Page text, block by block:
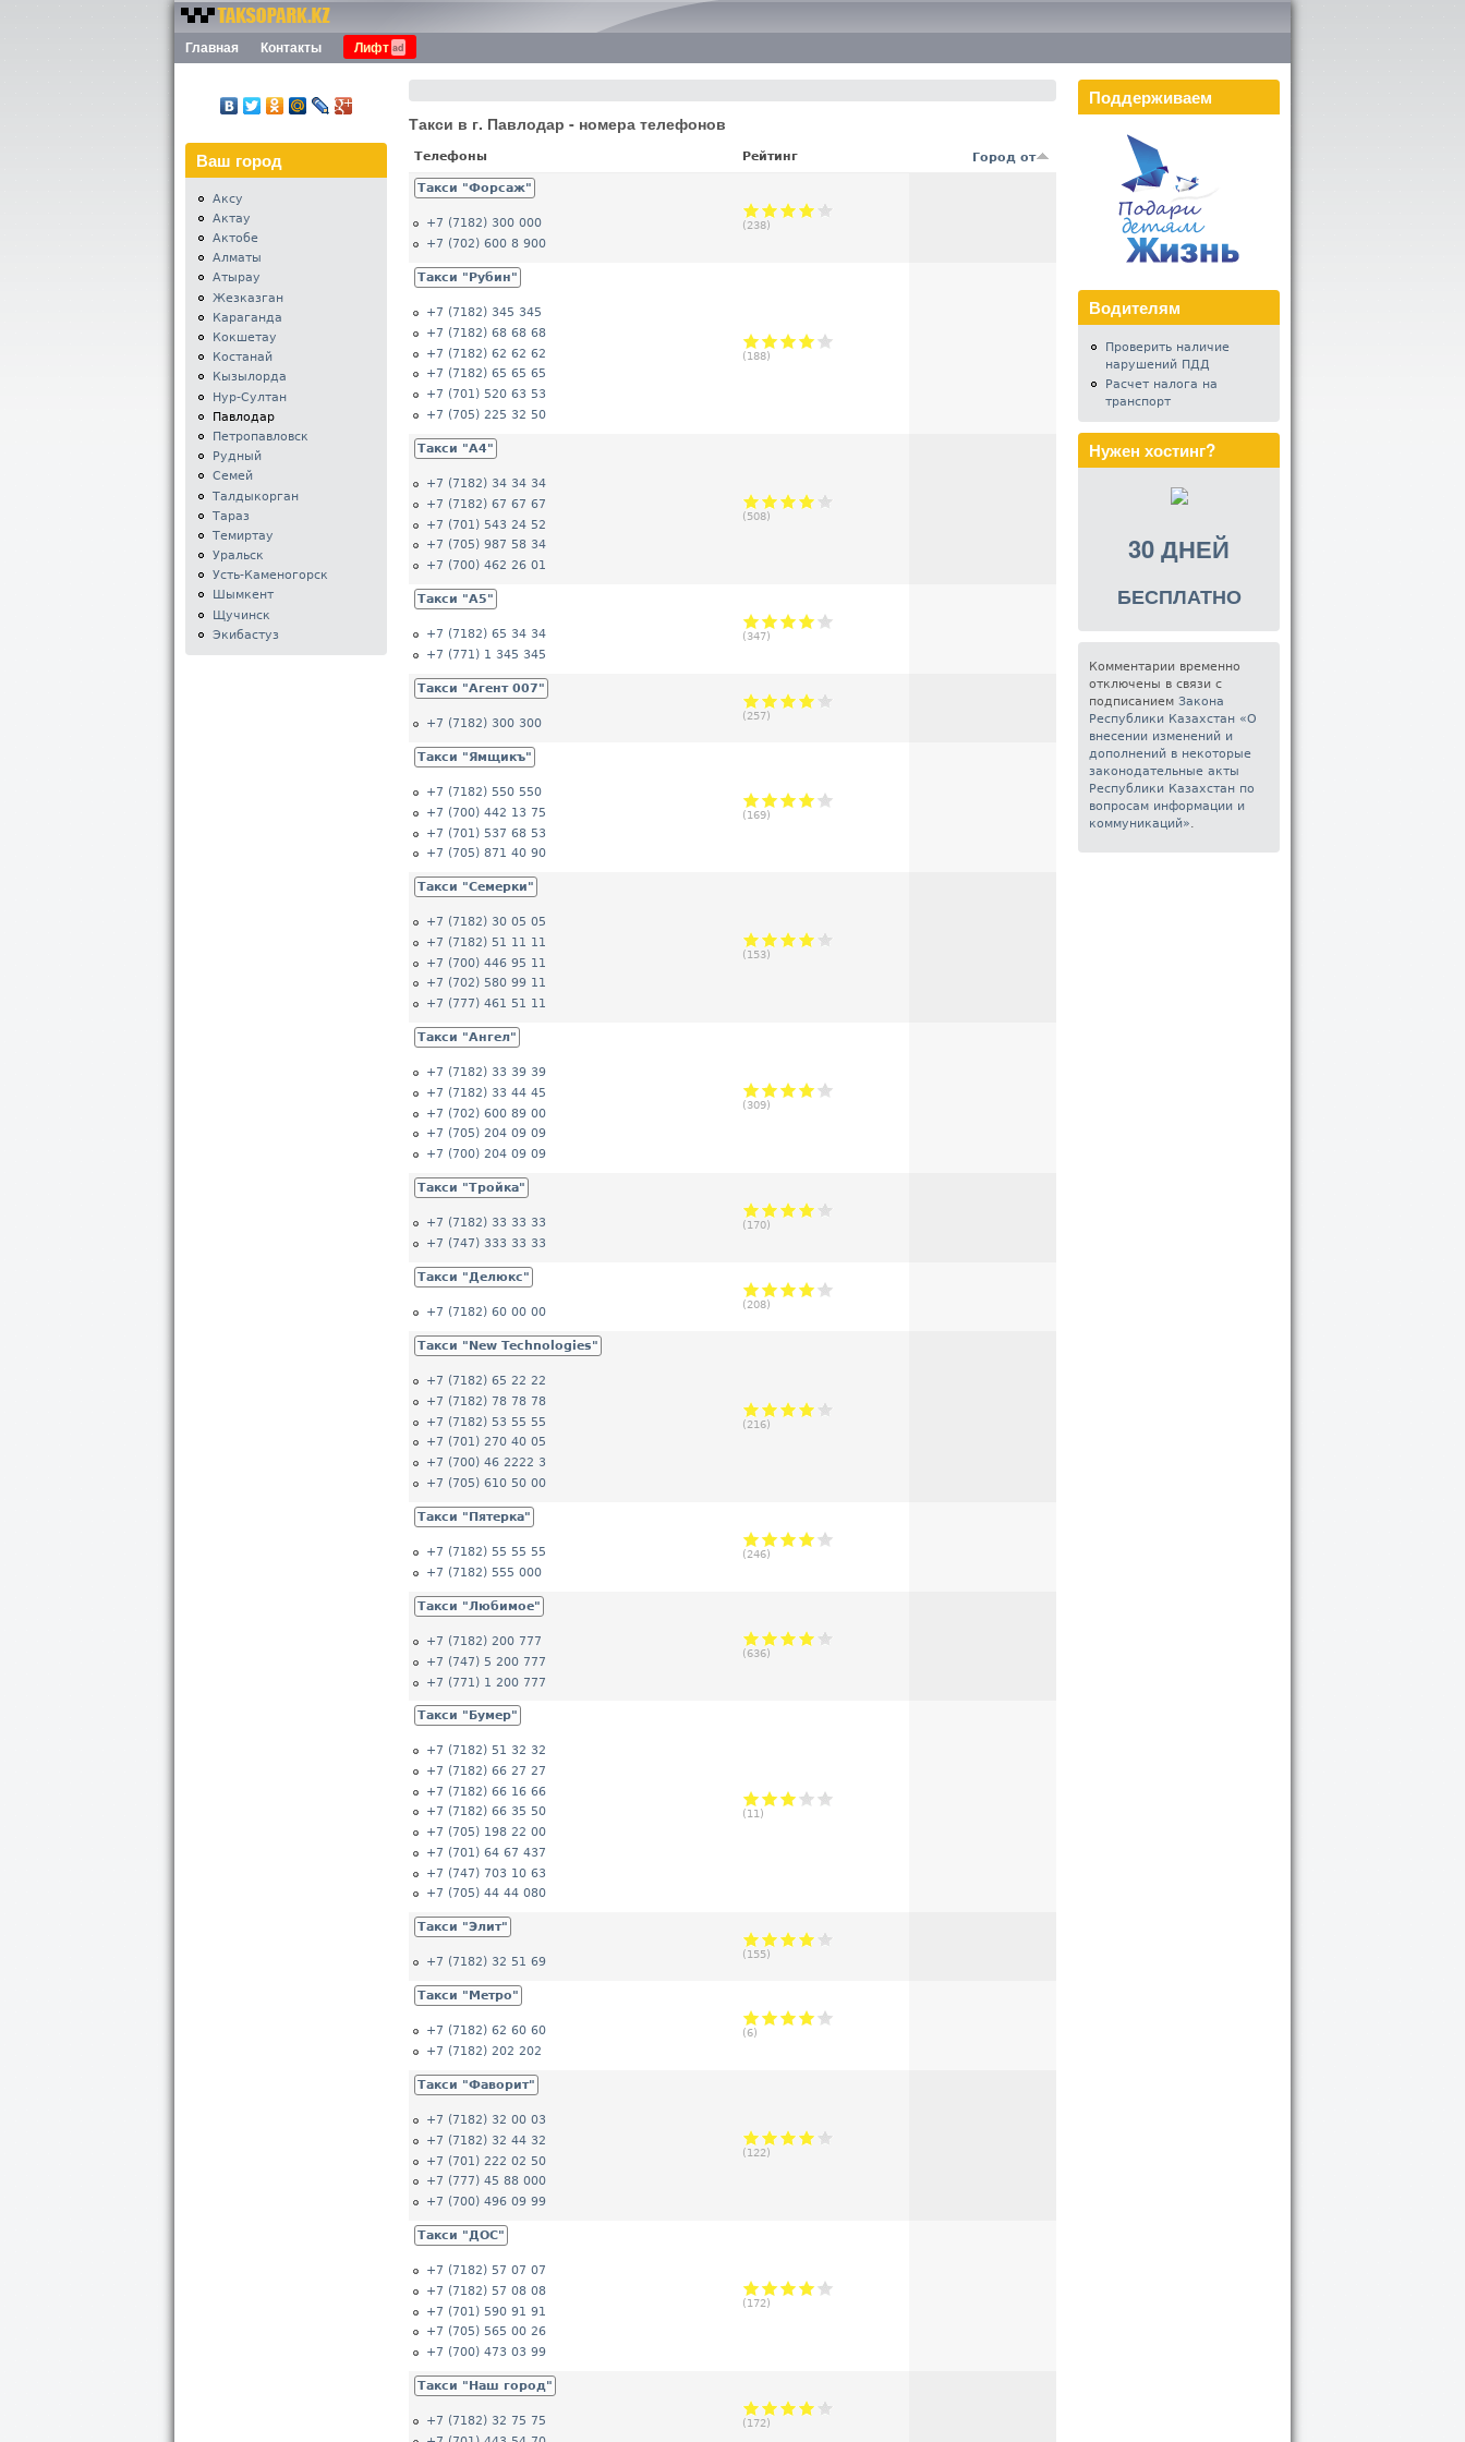
Перейти к основному
содержанию
Номера
такси
Казахстана -
Таксопарк.KZ
Меню
Главная Контакты Лифт
Такси в г. Павлодар - номера телефонов
Телефоны Рейтинг Город от
Такси "Форсаж"
+7 (7182) 300 000
+7 (702) 600 8 900
(238)
Такси "Рубин"
+7 (7182) 345 345
+7 (7182) 68 68 68
+7 (7182) 62 62 62
+7 (7182) 65 65 65
+7 (701) 520 63 53
+7 (705) 225 32 50
(188)
Такси "A4"
+7 (7182) 34 34 34
+7 (7182) 67 67 67
+7 (701) 543 24 52
+7 (705) 987 58 34
+7 (700) 462 26 01
(508)
Такси "A5"
+7 (7182) 65 34 34
+7 (771) 1 345 345
(347)
Такси "Агент 007"
+7 (7182) 300 300
(257)
Такси "Ямщикъ"
+7 (7182) 550 550
+7 (700) 442 13 75
+7 (701) 537 68 53
+7 (705) 871 40 90
(169)
Такси "Семерки"
+7 (7182) 30 05 05
+7 (7182) 51 11 11
+7 (700) 446 95 11
+7 (702) 580 99 11
+7 (777) 461 51 11
(153)
Такси "Ангел"
+7 (7182) 33 39 39
+7 (7182) 33 44 45
+7 (702) 600 89 00
+7 (705) 204 09 09
+7 (700) 204 09 09
(309)
Такси "Тройка"
+7 (7182) 33 33 33
+7 (747) 333 33 33
(170)
Такси "Делюкс"
+7 (7182) 60 00 00
(208)
Такси "New Technologies"
+7 (7182) 65 22 22
+7 (7182) 78 78 78
+7 (7182) 53 55 55
+7 (701) 270 40 05
+7 (700) 46 2222 3
+7 (705) 610 50 00
(216)
Такси "Пятерка"
+7 (7182) 55 55 55
+7 (7182) 555 000
(246)
Такси "Любимое"
+7 (7182) 200 777
+7 (747) 5 200 777
+7 (771) 1 200 777
(636)
Такси "Бумер"
+7 (7182) 51 32 32
+7 (7182) 66 27 27
+7 (7182) 66 16 66
+7 (7182) 66 35 50
+7 (705) 198 22 00
+7 (701) 64 67 437
+7 (747) 703 10 63
+7 (705) 44 44 080
(11 )
Такси "Элит"
+7 (7182) 32 51 69
(155)
Такси "Метро"
+7 (7182) 62 60 60
+7 (7182) 202 202
(6)
Такси "Фаворит"
+7 (7182) 32 00 03
+7 (7182) 32 44 32
+7 (701) 222 02 50
+7 (777) 45 88 000
+7 (700) 496 09 99
(122)
Такси "ДОС"
+7 (7182) 57 07 07
+7 (7182) 57 08 08
+7 (701) 590 91 91
+7 (705) 565 00 26
+7 (700) 473 03 99
(172)
Такси "Наш город"
+7 (7182) 32 75 75
(172)
Ваш город
Аксу
Актау
Актобе
Алматы
Атырау
Жезказган
Караганда
Кокшетау
Костанай
Кызылорда
Нур-Султан
Павлодар
Петропавловск
Рудный
Семей
Талдыкорган
Тараз
Темиртау
Уральск
Усть-Каменогорск
Шымкент
Щучинск
Экибастуз
Поддерживаем
Водителям
Проверить наличие
нарушений ПДД
Расчет налога на
транспорт
Нужен хостинг?
30 ДНЕЙ
БЕСПЛАТНО
Комментарии временно
отключены в связи с
подписаниемЗакона
Республики Казахстан «О
внесении изменений и
дополнений в некоторые
законодательные акты
Республики Казахстан по
вопросам информации и
коммуникаций»